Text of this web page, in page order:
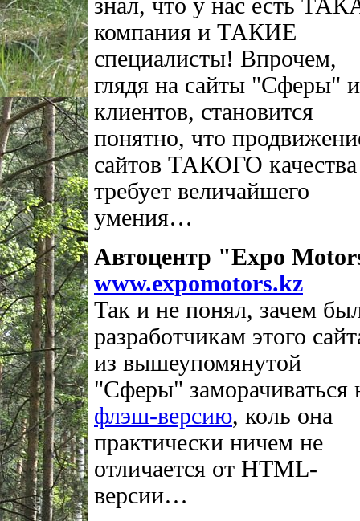
знал, что у нас есть
компания и ТАКИЕ
специалисты! Впрочем,
глядя на сайты "Сферы"
клиентов, становится
понятно, что
сайтов ТАКОГО качества
требует величайшего
умения…
Автоцентр "Expo
www.expomotors.kz
Так и не понял, зачем
разработчикам этого
из вышеупомянутой
"Сферы" заморачиваться
флэш-версию, коль она
практически ничем не
отличается от HTML-
версии…